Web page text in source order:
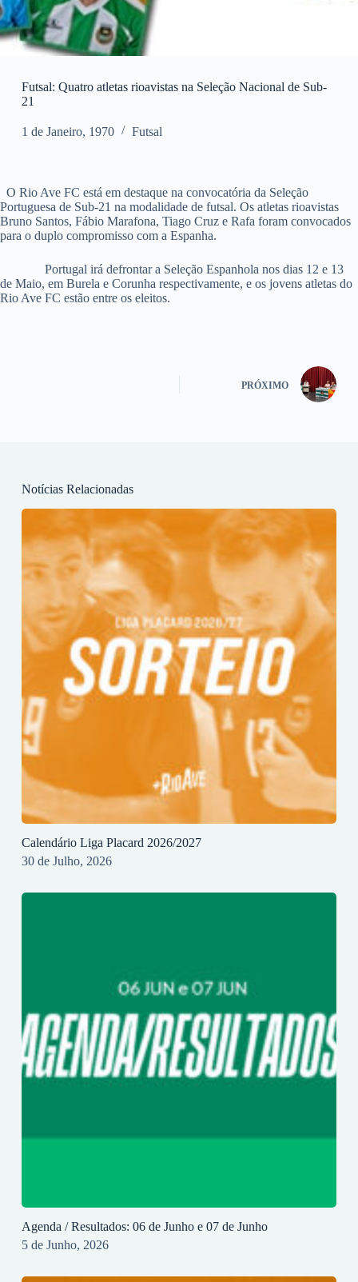
Futsal: Quatro atletas rioavistas na Seleção Nacional de Sub-
21
1 de Janeiro, 1970 Futsal
O Rio Ave FC está em destaque na convocatória da Seleção
Portuguesa de Sub-21 na modalidade de futsal. Os atletas rioavistas
Bruno Santos, Fábio Marafona, Tiago Cruz e Rafa foram convocados
para o duplo compromisso com a Espanha.
Portugal irá defrontar a Seleção Espanhola nos dias 12 e 13
de Maio, em Burela e Corunha respectivamente, e os jovens atletas do
Rio Ave FC estão entre os eleitos.
PRÓXIMO
Notícias Relacionadas
Calendário Liga Placard 2026/2027
30 de Julho, 2026
Agenda / Resultados: 06 de Junho e 07 de Junho
5 de Junho, 2026